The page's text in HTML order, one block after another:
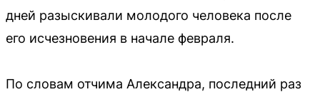
дней разыскивали молодого человека после
его исчезновения в начале февраля.
По словам отчима Александра, последний раз